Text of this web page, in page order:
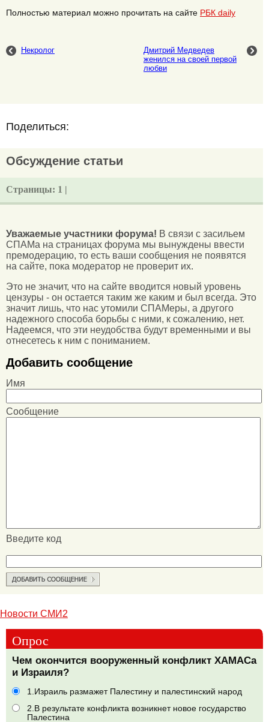
Полностью материал можно прочитать на сайте PБК daily
Некролог
Дмитрий Медведев
женился на своей первой
любви
Поделиться:
Обсуждение статьи
Страницы: 1 |
Уважаемые участники форума! В связи с засильем
СПАМа на страницах форума мы вынуждены ввести
премодерацию, то есть ваши сообщения не появятся
на сайте, пока модератор не проверит их.
Это не значит, что на сайте вводится новый уровень
цензуры - он остается таким же каким и был всегда. Это
значит лишь, что нас утомили СПАМеры, а другого
надежного способа борьбы с ними, к сожалению, нет.
Надеемся, что эти неудобства будут временными и вы
отнесетесь к ним с пониманием.
Добавить сообщение
Имя
Сообщение
Введите код
Новости СМИ2
Опрос
Чем окончится вооруженный конфликт ХАМАСа
и Израиля?
1.Израиль размажет Палестину и палестинский народ
2.В результате конфликта возникнет новое государство
Палестина